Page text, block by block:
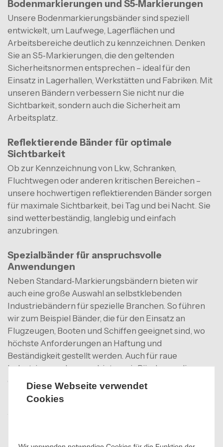
Bodenmarkierungen und S5‑Markierungen
Unsere Bodenmarkierungsbänder sind speziell
entwickelt, um Laufwege, Lagerflächen und
Arbeitsbereiche deutlich zu kennzeichnen. Denken
Sie an S5‑Markierungen, die den geltenden
Sicherheitsnormen entsprechen – ideal für den
Einsatz in Lagerhallen, Werkstätten und Fabriken. Mit
unseren Bändern verbessern Sie nicht nur die
Sichtbarkeit, sondern auch die Sicherheit am
Arbeitsplatz.
Reflektierende Bänder für optimale
Sichtbarkeit
Ob zur Kennzeichnung von Lkw, Schranken,
Fluchtwegen oder anderen kritischen Bereichen –
unsere hochwertigen reflektierenden Bänder sorgen
für maximale Sichtbarkeit, bei Tag und bei Nacht. Sie
sind wetterbeständig, langlebig und einfach
anzubringen.
Spezialbänder für anspruchsvolle
Anwendungen
Neben Standard‑Markierungsbändern bieten wir
auch eine große Auswahl an selbstklebenden
Industriebändern für spezielle Branchen. So führen
wir zum Beispiel Bänder, die für den Einsatz an
Flugzeugen, Booten und Schiffen geeignet sind, wo
höchste Anforderungen an Haftung und
Beständigkeit gestellt werden. Auch für raue
Industrieumgebungen bieten wir Bänder an, die
gegen Chemikalien, Temperaturschwankungen und
intensive Nutzung resistent sind.
Warum unsere Bänder wählen?
reflektierenden und Spezialbändern
Balkonböden
Wohnzimmerböden
Schlafzimmerböden
Küchenböden
Badezimmerböden
Vorzeltplatten
Nicht sicher welcher Boden?
Unsere Fachspezialisten helfen Ihnen gerne.
Diese Webseite verwendet
Cookies